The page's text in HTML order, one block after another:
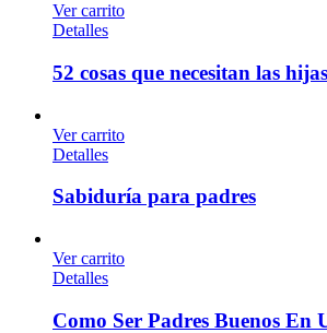
Ver carrito
Detalles
52 cosas que necesitan las
Ver carrito
Detalles
Sabiduría para padres
Ver carrito
Detalles
Como Ser Padres Buenos En